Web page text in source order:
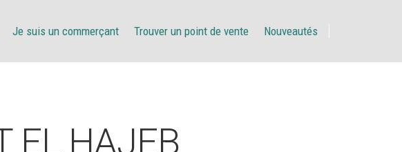
Je suis un commerçant Trouver un point de vente Nouveautés
EL HAJEB